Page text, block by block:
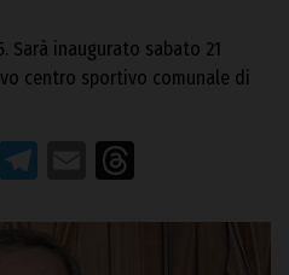
Sarà inaugurato sabato 21
centro sportivo comunale di
WhatsApp
Telegram
Email